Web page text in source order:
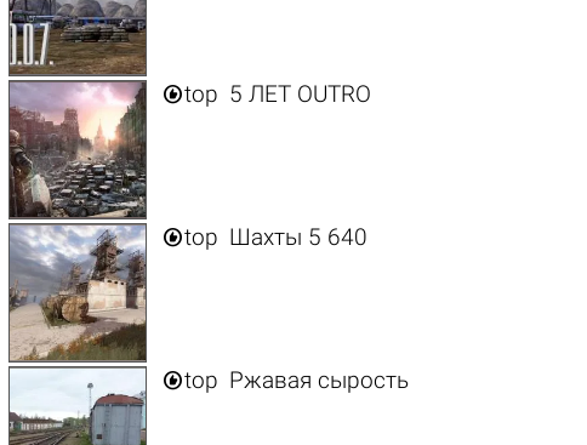
top 5 ЛЕТ OUTRO
top Шахты 5 640
top Ржавая сырость